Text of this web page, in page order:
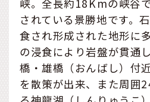
峡。全長約18Kmの峡谷
されている景勝地です。
食され形成された地形に
の浸食により岩盤が貫通
橋・雄橋（おんばし）付
を散策が出来、また周囲